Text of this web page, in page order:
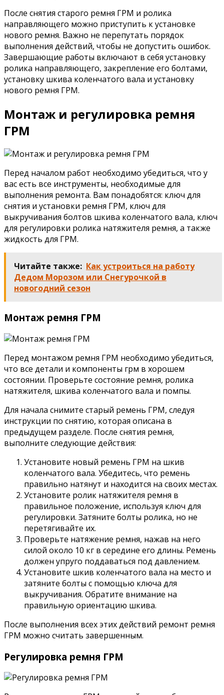
После снятия старого ремня ГРМ и ролика
направляющего можно приступить к установке
нового ремня. Важно не перепутать порядок
выполнения действий, чтобы не допустить ошибок.
Завершающие работы включают в себя установку
ролика направляющего, закрепление его болтами,
установку шкива коленчатого вала и установку
нового ремня ГРМ.
Монтаж и регулировка ремня
ГРМ
Перед началом работ необходимо убедиться, что у
вас есть все инструменты, необходимые для
выполнения ремонта. Вам понадобятся: ключ для
снятия и установки ремня ГРМ, ключ для
выкручивания болтов шкива коленчатого вала, ключ
для регулировки ролика натяжителя ремня, а также
жидкость для ГРМ.
Читайте также: Как устроиться на работу
Дедом Морозом или Снегурочкой в
новогодний сезон
Монтаж ремня ГРМ
Перед монтажом ремня ГРМ необходимо убедиться,
что все детали и компоненты грм в хорошем
состоянии. Проверьте состояние ремня, ролика
натяжителя, шкива коленчатого вала и помпы.
Для начала снимите старый ремень ГРМ, следуя
инструкции по снятию, которая описана в
предыдущем разделе. После снятия ремня,
выполните следующие действия:
Установите новый ремень ГРМ на шкив
коленчатого вала. Убедитесь, что ремень
правильно натянут и находится на своих местах.
Установите ролик натяжителя ремня в
правильное положение, используя ключ для
регулировки. Затяните болты ролика, но не
перетягивайте их.
Проверьте натяжение ремня, нажав на него
силой около 10 кг в середине его длины. Ремень
должен упруго поддаваться под давлением.
Установите шкив коленчатого вала на место и
затяните болты с помощью ключа для
выкручивания. Обратите внимание на
правильную ориентацию шкива.
После выполнения всех этих действий ремонт ремня
ГРМ можно считать завершенным.
Регулировка ремня ГРМ